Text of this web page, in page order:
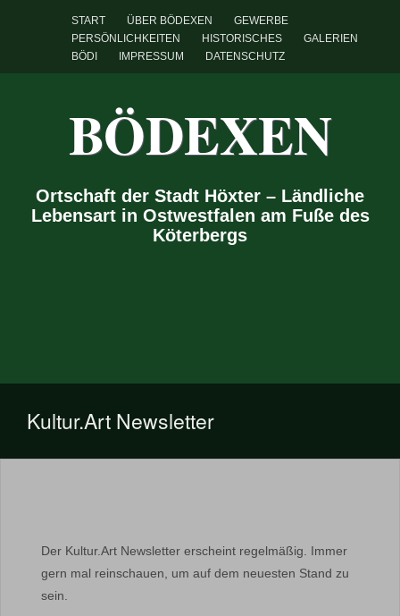
START ÜBER BÖDEXEN
GEWERBE
PERSÖNLICHKEITEN
HISTORISCHES
GALERIEN
BÖDI
IMPRESSUM DATENSCHUTZ
BÖDEXEN
Ortschaft der Stadt Höxter – Ländliche
Lebensart in Ostwestfalen am Fuße des
Köterbergs
Kultur.Art Newsletter
Der Kultur.Art Newsletter erscheint regelmäßig. Immer
gern mal reinschauen, um auf dem neuesten Stand zu
sein.